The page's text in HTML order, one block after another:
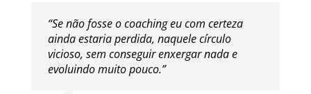
“Se não fosse o coaching eu com certeza
ainda estaria perdida, naquele círculo
vicioso, sem conseguir enxergar nada e
evoluindo muito pouco.”